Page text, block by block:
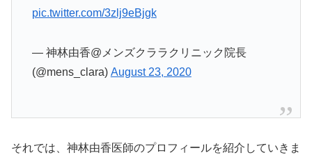
pic.twitter.com/3zlj9eBjgk
— 神林由香@メンズクララクリニック院長
(@mens_clara) August 23, 2020
それでは、神林由香医師のプロフィールを紹介していきま